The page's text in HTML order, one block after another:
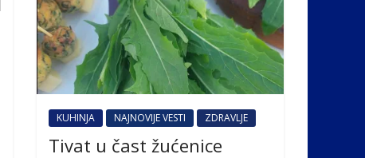
KUHINJA NAJNOVIJE VESTI ZDRAVLJE
Tivat u čast žućenice